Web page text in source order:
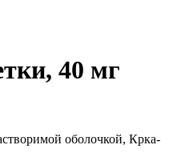
40 мг
оболочкой, Крка-